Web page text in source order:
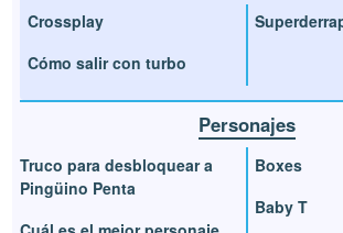
Crossplay
Cómo salir con turbo
Personajes
Truco para desbloquear a
Pingüino Penta
Boxes
Baby T